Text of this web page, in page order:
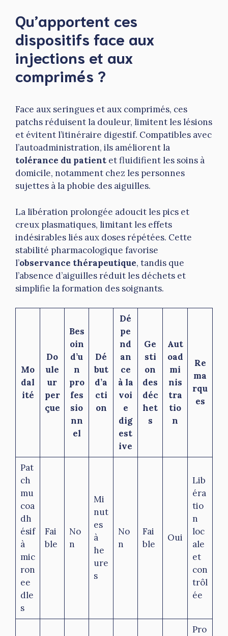
Qu’apportent ces
dispositifs face aux
injections et aux
comprimés ?
Face aux seringues et aux comprimés, ces
patchs réduisent la douleur, limitent les lésions
et évitent l’itinéraire digestif. Compatibles avec
l’autoadministration, ils améliorent la
tolérance du patient et fluidifient les soins à
domicile, notamment chez les personnes
sujettes à la phobie des aiguilles.
La libération prolongée adoucit les pics et
creux plasmatiques, limitant les effets
indésirables liés aux doses répétées. Cette
stabilité pharmacologique favorise
l’observance thérapeutique, tandis que
l’absence d’aiguilles réduit les déchets et
simplifie la formation des soignants.
Mo
dal
ité
Do
ule
ur
per
çue
Bes
oin
d’u
n
pro
fes
sio
nn
el
Dé
but
d’a
cti
on
Dé
pe
nd
an
ce
à la
voi
e
dig
est
ive
Ge
sti
on
des
déc
het
s
Aut
oad
mi
nis
tra
tio
n
Re
ma
rqu
es
Pat
ch
mu
coa
dh
ésif
à
mic
ron
ee
dle
s
Fai
ble
No
n
Mi
nut
es
à
he
ure
s
No
n
Fai
ble
Oui
Lib
éra
tio
n
loc
ale
et
con
trôl
ée
Pro